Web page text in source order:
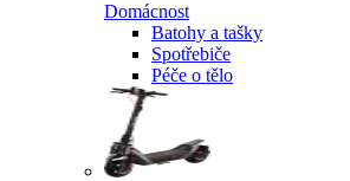
Domácnost
Batohy a tašky
Spotřebiče
Péče o tělo